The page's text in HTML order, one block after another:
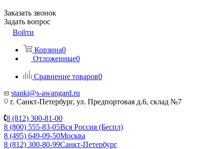
Заказать звонок
Задать вопрос
Войти
Корзина0
Отложенные0
Сравнение товаров0
stanki@s-awangard.ru
г. Санкт-Петербург, ул. Предпортовая д.6, склад №7
8 (812) 300-81-00
8 (800) 555-83-05Вся Россия (Беспл)
8 (495) 649-09-50Москва
8 (812) 300-80-99Санкт-Петербург